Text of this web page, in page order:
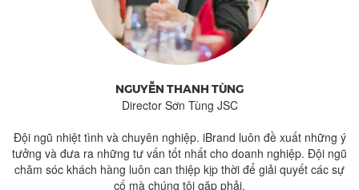
NGUYỄN THANH TÙNG
Director Sơn Tùng JSC
Đội ngũ nhiệt tình và chuyên nghiệp. iBrand luôn đề xuất những ý
tưởng và đưa ra những tư vấn tốt nhất cho doanh nghiệp. Đội ngũ
chăm sóc khách hàng luôn can thiệp kịp thời để giải quyết các sự
cố mà chúng tôi gặp phải.